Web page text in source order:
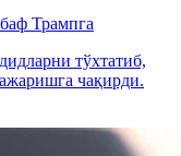
Трампга
тўхтатиб,
чақирди.